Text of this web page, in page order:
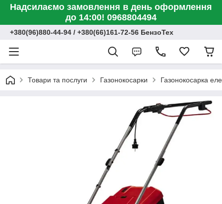
Надсилаємо замовлення в день оформлення
до 14:00! 0968804494
+380(96)880-44-94 / +380(66)161-72-56 БензоТех
Товари та послуги Газонокосарки Газонокосарка